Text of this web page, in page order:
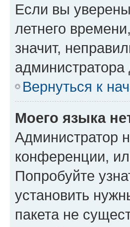
Если вы
летнего
значит,
Вернуться к
Моего языка
Администратор
конференции,
Попробуйте
установить
пакета не